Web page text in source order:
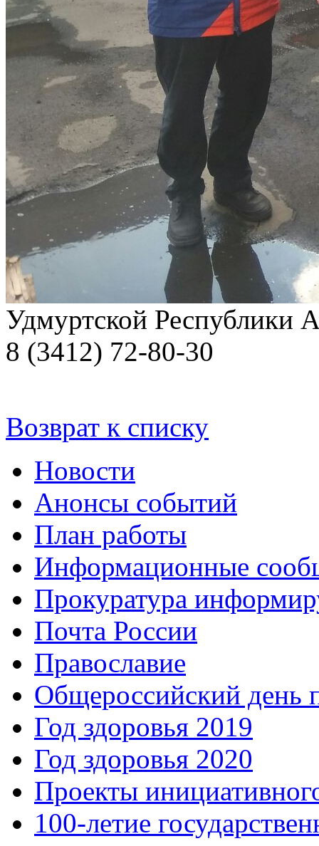
Удмуртской Республики
8 (3412) 72-80-30
Возврат к списку
Новости
Анонсы событий
План работы
Информационные
Прокуратура
Почта России
Православие
Общероссийский день
Год здоровья 2019
Год здоровья 2020
Проекты
100-летие